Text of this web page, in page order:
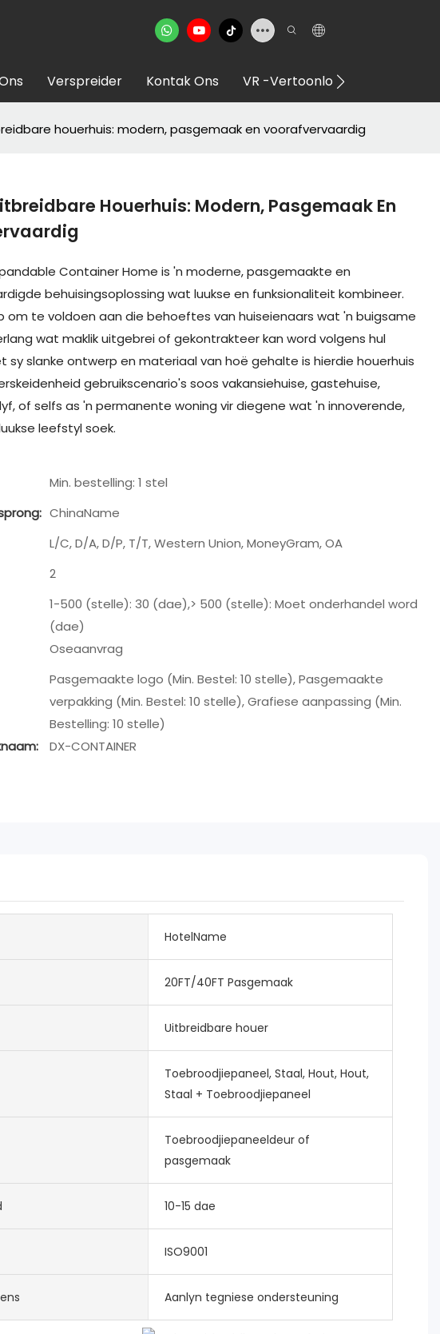
Verspreider Kontak Ons VR -vertoonlokaal
houerhuis: modern, pasgemaak en voorafvervaardig
Houerhuis: Modern, Pasgemaak En
Container Home is 'n moderne, pasgemaakte en
behuisingsoplossing wat luukse en funksionaliteit kombineer.
om te voldoen aan die behoeftes van huiseienaars wat 'n buigsame
wat maklik uitgebrei of gekontrakteer kan word volgens hul
sy slanke ontwerp en materiaal van hoë gehalte is hierdie houerhuis
gebruikscenario's soos vakansiehuise, gastehuise,
of selfs as 'n permanente woning vir diegene wat 'n innoverende,
leefstyl soek.
Min. bestelling: 1 stel
ChinaName
L/C, D/A, D/P, T/T, Western Union, MoneyGram, OA
2
1-500 (stelle): 30 (dae),> 500 (stelle): Moet onderhandel word
(dae)
Oseaanvrag
Pasgemaakte logo (Min. Bestel: 10 stelle), Pasgemaakte
verpakking (Min. Bestel: 10 stelle), Grafiese aanpassing (Min.
Bestelling: 10 stelle)
DX-CONTAINER
HotelName
20FT/40FT Pasgemaak
Uitbreidbare houer
Toebroodjiepaneel, Staal, Hout, Hout,
Staal + Toebroodjiepaneel
Toebroodjiepaneeldeur of
pasgemaak
10-15 dae
ISO9001
Aanlyn tegniese ondersteuning